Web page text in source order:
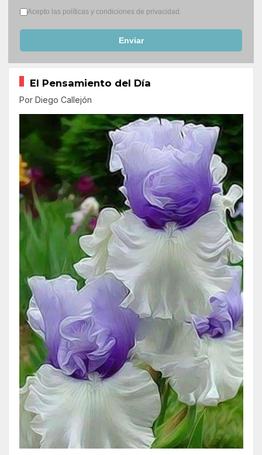
Términos del servicio*
Acepto las políticas y condiciones de privacidad.
Enviar
El Pensamiento del Día
Por Diego Callejón